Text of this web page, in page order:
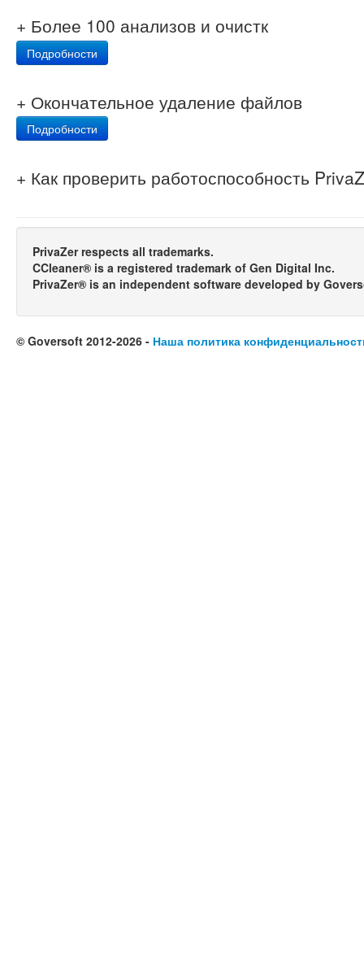
+ Более 100 анализов и очистк
Подробности
+ Окончательное удаление файлов
Подробности
+ Как проверить работоспособность
PrivaZer respects all trademarks.
CCleaner® is a registered trademark of Gen Digital Inc.
PrivaZer® is an independent software developed by
© Goversoft 2012-2026 - Наша политика